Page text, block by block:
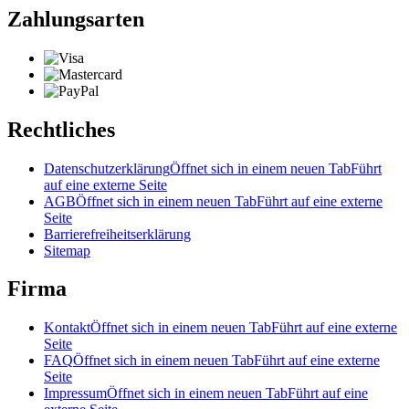
Zahlungsarten
Rechtliches
DatenschutzerklärungÖffnet sich in einem neuen TabFührt
auf eine externe Seite
AGBÖffnet sich in einem neuen TabFührt auf eine externe
Seite
Barrierefreiheitserklärung
Sitemap
Firma
KontaktÖffnet sich in einem neuen TabFührt auf eine externe
Seite
FAQÖffnet sich in einem neuen TabFührt auf eine externe
Seite
ImpressumÖffnet sich in einem neuen TabFührt auf eine